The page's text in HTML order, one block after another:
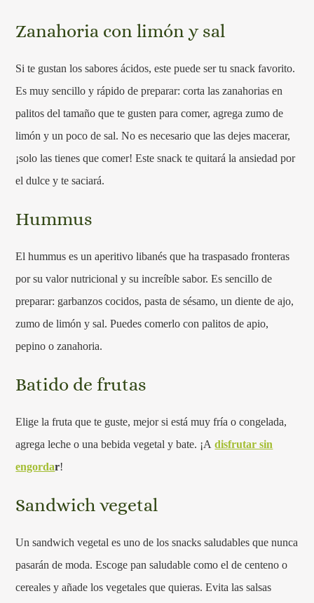
Zanahoria con limón y sal
Si te gustan los sabores ácidos, este puede ser tu snack favorito.
Es muy sencillo y rápido de preparar: corta las zanahorias en
palitos del tamaño que te gusten para comer, agrega zumo de
limón y un poco de sal. No es necesario que las dejes macerar,
¡solo las tienes que comer! Este snack te quitará la ansiedad por
el dulce y te saciará.
Hummus
El hummus es un aperitivo libanés que ha traspasado fronteras
por su valor nutricional y su increíble sabor. Es sencillo de
preparar: garbanzos cocidos, pasta de sésamo, un diente de ajo,
zumo de limón y sal. Puedes comerlo con palitos de apio,
pepino o zanahoria.
Batido de frutas
Elige la fruta que te guste, mejor si está muy fría o congelada,
agrega leche o una bebida vegetal y bate. ¡A disfrutar sin
engordar!
Sandwich vegetal
Un sandwich vegetal es uno de los snacks saludables que nunca
pasarán de moda. Escoge pan saludable como el de centeno o
cereales y añade los vegetales que quieras. Evita las salsas